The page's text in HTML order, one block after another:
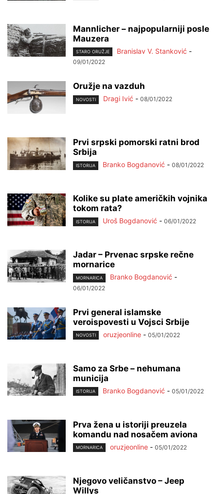
Mannlicher – najpopularniji posle
Mauzera
STARO ORUŽJE Branislav V. Stanković -
09/01/2022
Oružje na vazduh
NOVOSTI Dragi Ivić - 08/01/2022
Prvi srpski pomorski ratni brod
Srbija
ISTORIJA Branko Bogdanović - 08/01/2022
Kolike su plate američkih vojnika
tokom rata?
ISTORIJA Uroš Bogdanović - 06/01/2022
Jadar – Prvenac srpske rečne
mornarice
MORNARICA Branko Bogdanović -
06/01/2022
Prvi general islamske
veroispovesti u Vojsci Srbije
NOVOSTI oruzjeonline - 05/01/2022
Samo za Srbe – nehumana
municija
ISTORIJA Branko Bogdanović - 05/01/2022
Prva žena u istoriji preuzela
komandu nad nosačem aviona
MORNARICA oruzjeonline - 05/01/2022
Njegovo veličanstvo – Jeep
Willys